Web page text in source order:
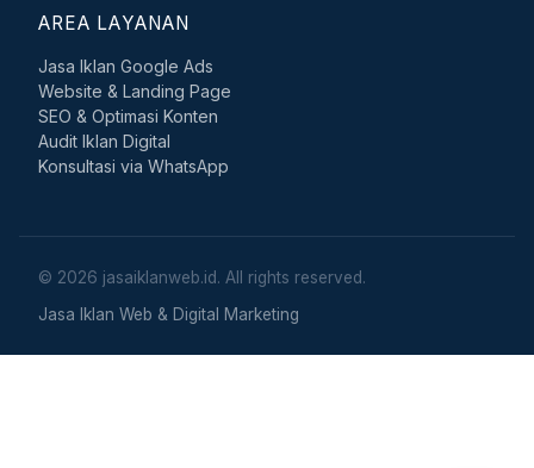
AREA LAYANAN
Jasa Iklan Google Ads
Website & Landing Page
SEO & Optimasi Konten
Audit Iklan Digital
Konsultasi via WhatsApp
© 2026 jasaiklanweb.id. All rights reserved.
Jasa Iklan Web & Digital Marketing